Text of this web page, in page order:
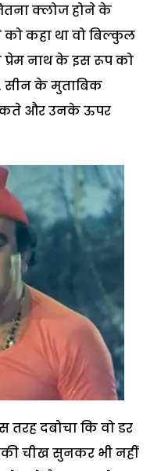
क्लोज होने के
कहा था वो बिल्कुल
नाथ के इस रूप को
सीन के मुताबिक
और उनके ऊपर
दबोचा कि वो डर
चीख सुनकर भी नहीं